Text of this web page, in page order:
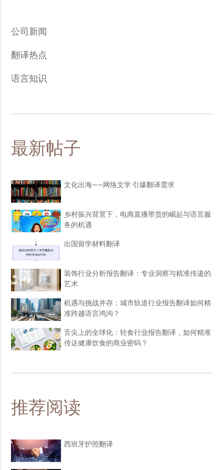
公司新闻
翻译热点
语言知识
最新帖子
文化出海——网络文学 引爆翻译需求
乡村振兴背景下，电商直播带货的崛起与语言服
务的机遇
出国留学材料翻译
装饰行业分析报告翻译：专业洞察与精准传递的
艺术
机遇与挑战并存：城市轨道行业报告翻译如何精
准跨越语言鸿沟？
舌尖上的全球化：轻食行业报告翻译，如何精准
传达健康饮食的商业密码？
推荐阅读
西班牙护照翻译